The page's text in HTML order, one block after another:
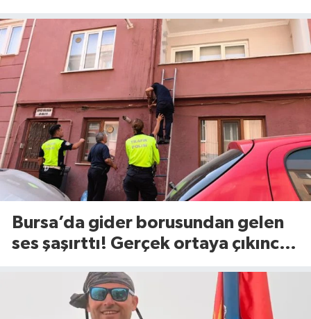
Bursa’da gider borusundan gelen
ses şaşırttı! Gerçek ortaya çıkınca